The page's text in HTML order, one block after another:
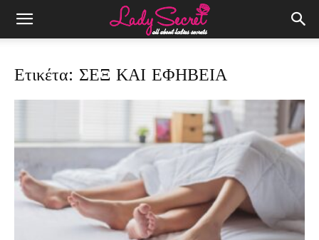
Ετικέτα: ΣΕΞ ΚΑΙ ΕΦΗΒΕΙΑ